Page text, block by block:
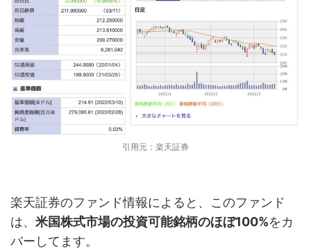
引用元：楽天証券
楽天証券のファンド情報によると、このファンド
は、 米国株式市場の投資可能銘柄のほぼ100%をカ
バーしてます。